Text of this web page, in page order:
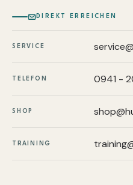
DIREKT ERREICHEN
SERVICE
TELEFON 0941 -
SHOP
TRAINING